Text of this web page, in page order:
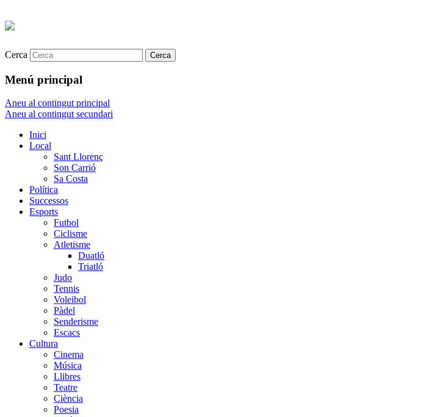
Cerca
Menú principal
Aneu al contingut principal
Aneu al contingut secundari
Inici
Local
Sant Llorenç
Son Carrió
Sa Costa
Política
Successos
Esports
Futbol
Ciclisme
Atletisme
Duatló
Triatló
Judo
Tennis
Voleibol
Pàdel
Senderisme
Escacs
Cultura
Cinema
Música
Llibres
Teatre
Ciència
Poesia